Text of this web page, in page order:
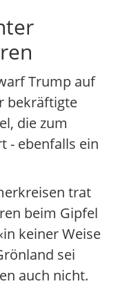
Trump auf
bekräftigte
die zum
- ebenfalls ein
trat
beim Gipfel
keiner Weise
sei
auch nicht.